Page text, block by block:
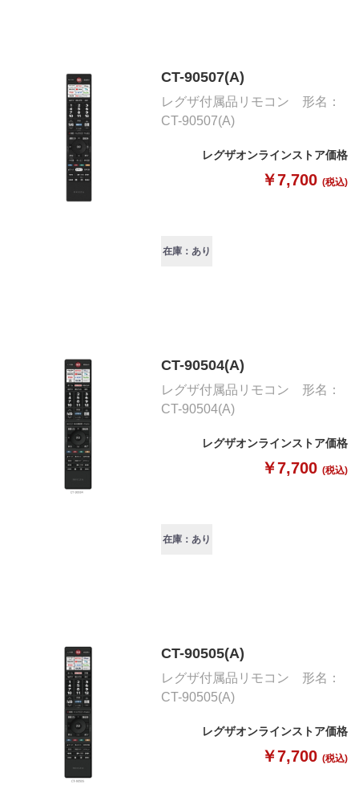
CT-90507(A)
レグザ付属品リモコン 形名：
CT-90507(A)
レグザオンラインストア価格
￥7,700 (税込)
在庫：あり
CT-90504(A)
レグザ付属品リモコン 形名：
CT-90504(A)
レグザオンラインストア価格
￥7,700 (税込)
在庫：あり
CT-90505(A)
レグザ付属品リモコン 形名：
CT-90505(A)
レグザオンラインストア価格
￥7,700 (税込)